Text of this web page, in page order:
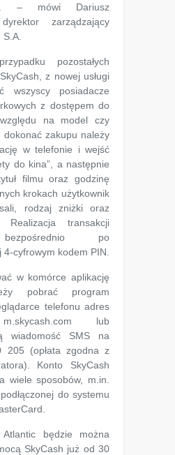
– mówi Dariusz
zarządzający
pozostałych
z nowej usługi
wszyscy posiadacze
z dostępem do
na model czy
zakupu należy
w telefonie i wejść
do kina”, a następnie
filmu oraz godzinę
krokach użytkownik
rodzaj zniżki oraz
Realizacja transakcji
po
cyfrowym kodem PIN.
w komórce aplikację
pobrać program
telefonu adres
lub
wiadomość SMS na
205 (opłata zgodna z
Konto SkyCash
wiele sposobów, m.in.
do systemu
będzie można
SkyCash już od 30